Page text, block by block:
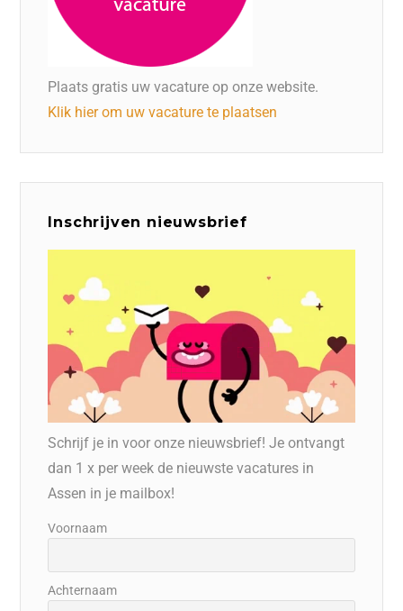
Plaats gratis uw vacature op onze website.
Klik hier om uw vacature te plaatsen
Inschrijven nieuwsbrief
Schrijf je in voor onze nieuwsbrief! Je ontvangt
dan 1 x per week de nieuwste vacatures in
Assen in je mailbox!
Voornaam
Achternaam